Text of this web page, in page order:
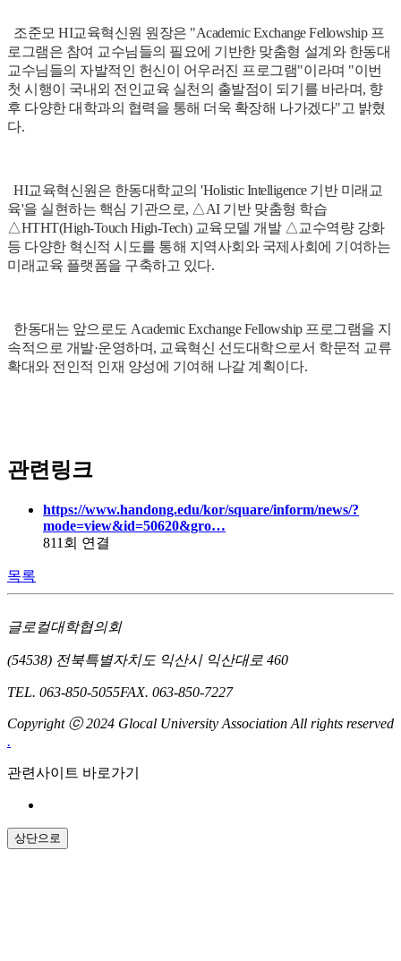
조준모 HI교육혁신원 원장은 "Academic Exchange Fellowship 프
로그램은 참여 교수님들의 필요에 기반한 맞춤형 설계와 한동대
교수님들의 자발적인 헌신이 어우러진 프로그램"이라며 "이번
첫 시행이 국내외 전인교육 실천의 출발점이 되기를 바라며, 향
후 다양한 대학과의 협력을 통해 더욱 확장해 나가겠다"고 밝혔
다.
HI교육혁신원은 한동대학교의 'Holistic Intelligence 기반 미래교
육'을 실현하는 핵심 기관으로, △AI 기반 맞춤형 학습
△HTHT(High-Touch High-Tech) 교육모델 개발 △교수역량 강화
등 다양한 혁신적 시도를 통해 지역사회와 국제사회에 기여하는
미래교육 플랫폼을 구축하고 있다.
한동대는 앞으로도 Academic Exchange Fellowship 프로그램을 지
속적으로 개발·운영하며, 교육혁신 선도대학으로서 학문적 교류
확대와 전인적 인재 양성에 기여해 나갈 계획이다.
관련링크
https://www.handong.edu/kor/square/inform/news/?
mode=view&id=50620&gro…
811회 연결
목록
글로컬대학협의회
(54538) 전북특별자치도 익산시 익산대로 460
TEL. 063-850-5055FAX. 063-850-7227
Copyright ⓒ 2024 Glocal University Association All rights reserved
.
관련사이트 바로가기
상단으로